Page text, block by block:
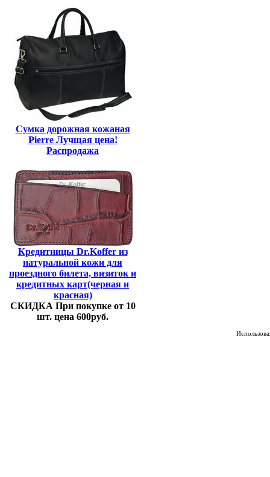
Сумка дорожная кожаная
Pierre Лучщая цена!
Распродажа
Кредитницы Dr.Koffer из
натуральной кожи для
проездного билета, визиток и
кредитных карт(черная и
красная)
СКИДКА При покупке от 10
шт. цена 600руб.